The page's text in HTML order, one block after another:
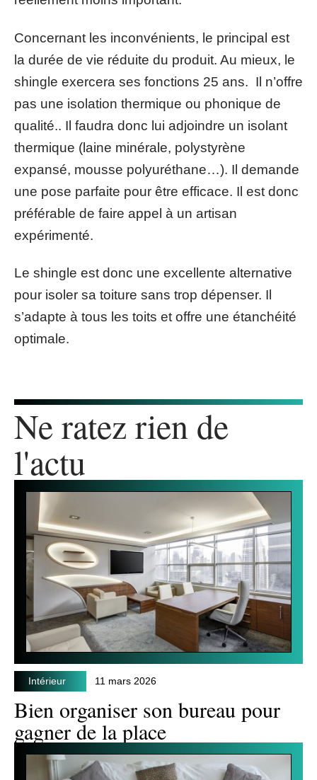
Concernant les inconvénients, le principal est
la durée de vie réduite du produit. Au mieux, le
shingle exercera ses fonctions 25 ans. Il n’offre
pas une isolation thermique ou phonique de
qualité.. Il faudra donc lui adjoindre un isolant
thermique (laine minérale, polystyrène
expansé, mousse polyuréthane…). Il demande
une pose parfaite pour être efficace. Il est donc
préférable de faire appel à un artisan
expérimenté.
Le shingle est donc une excellente alternative
pour isoler sa toiture sans trop dépenser. Il
s’adapte à tous les toits et offre une étanchéité
optimale.
Ne ratez rien de
l'actu
Intérieur 11 mars 2026
Bien organiser son bureau pour
gagner de la place